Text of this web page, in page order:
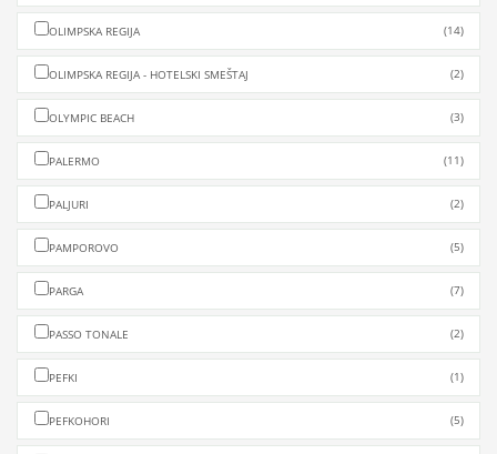
OLIMPSKA REGIJA (14)
OLIMPSKA REGIJA - HOTELSKI SMEŠTAJ (2)
OLYMPIC BEACH (3)
PALERMO (11)
PALJURI (2)
PAMPOROVO (5)
PARGA (7)
PASSO TONALE (2)
PEFKI (1)
PEFKOHORI (5)